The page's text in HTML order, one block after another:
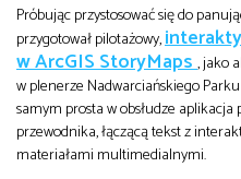
Próbując przystosować się do
przygotował pilotażowy,
w ArcGIS StoryMaps, jako
w plenerze Nadwarciańskiego
samym prosta w obsłudze
przewodnika, łączącą tekst z
materiałami multimedialnymi.